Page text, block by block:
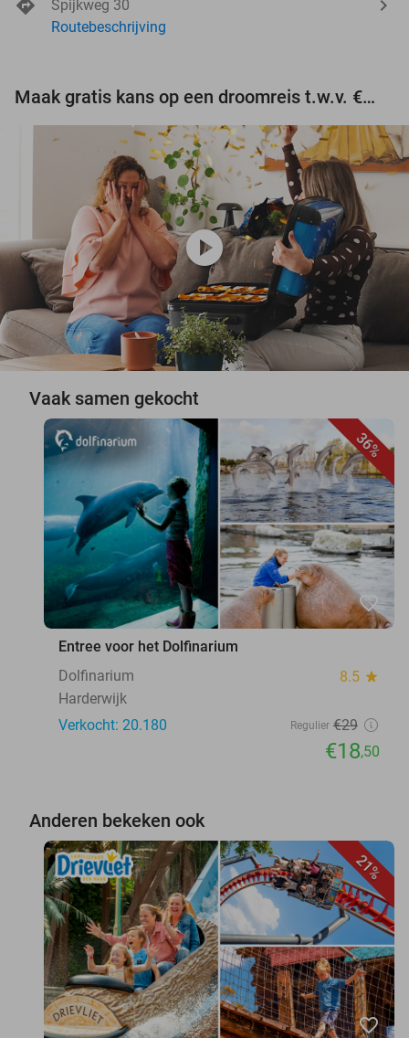
Spijkweg 30
Routebeschrijving
Maak gratis kans op een droomreis t.w.v. €3.000!
play_circle
Vaak samen gekocht
36%
favorite_border
Entree voor het Dolfinarium
Dolfinarium
8.5 star
Harderwijk
Verkocht: 20.180
Regulier €29
€18,50
Anderen bekeken ook
21%
favorite_border